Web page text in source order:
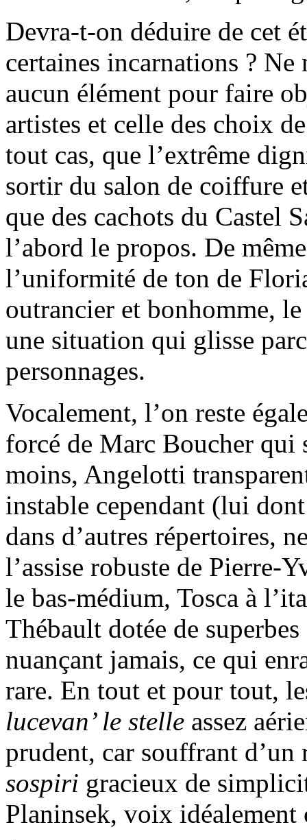
Devra-t-on déduire de cet
certaines incarnations ? Ne
aucun élément pour faire
artistes et celle des choix
tout cas, que l’extrême
sortir du salon de coiffure
que des cachots du Castel
l’abord le propos. De
l’uniformité de ton de
outrancier et bonhomme,
une situation qui glisse
personnages.
Vocalement, l’on reste
forcé de Marc Boucher qui
moins, Angelotti
instable cependant (lui
dans d’autres répertoires,
l’assise robuste de Pierre-
le bas-médium, Tosca à
Thébault dotée de
nuançant jamais, ce qui
rare. En tout et pour tout,
lucevan’ le stelle assez
prudent, car souffrant
sospiri gracieux de
Planinsek, voix idéalement